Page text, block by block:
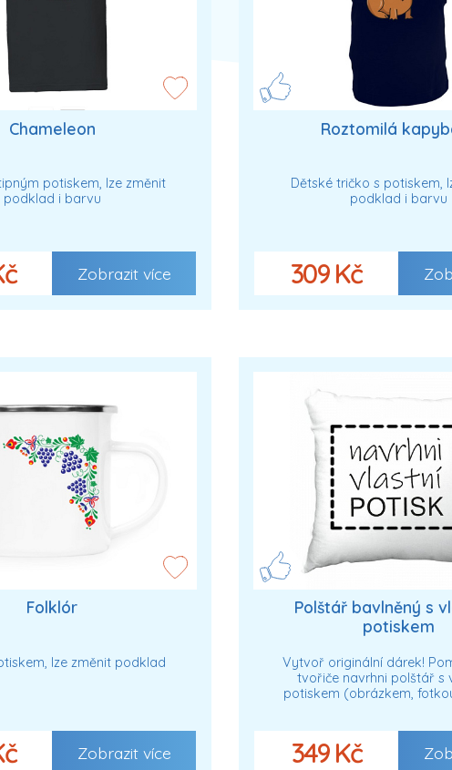
Chameleon
potiskem, lze změnit
podklad i barvu
Zobrazit více
Roztomilá
Dětské tričko s potiskem,
podklad i barvu
309 Kč
Folklór
lze změnit podklad
Zobrazit více
Polštář bavlněný s
potiskem
Vytvoř originální dárek!
tvořiče navrhni polštář s
potiskem (obrázkem,
349 Kč